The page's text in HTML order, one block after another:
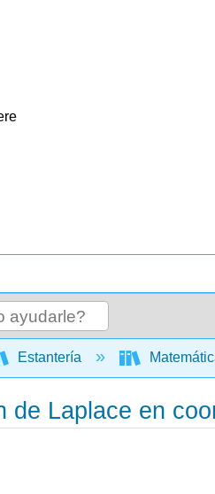
jerarquía global
Estantería
de Laplace en